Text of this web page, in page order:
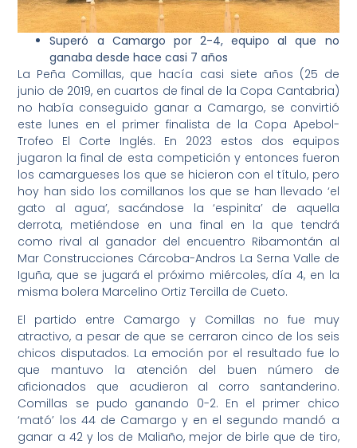
Superó a Camargo por 2-4, equipo al que no
ganaba desde hace casi 7 años
La Peña Comillas, que hacía casi siete años (25 de
junio de 2019, en cuartos de final de la Copa Cantabria)
no había conseguido ganar a Camargo, se convirtió
este lunes en el primer finalista de la Copa Apebol-
Trofeo El Corte Inglés. En 2023 estos dos equipos
jugaron la final de esta competición y entonces fueron
los camargueses los que se hicieron con el título, pero
hoy han sido los comillanos los que se han llevado ‘el
gato al agua’, sacándose la ‘espinita’ de aquella
derrota, metiéndose en una final en la que tendrá
como rival al ganador del encuentro Ribamontán al
Mar Construcciones Cárcoba-Andros La Serna Valle de
Iguña, que se jugará el próximo miércoles, día 4, en la
misma bolera Marcelino Ortiz Tercilla de Cueto.
El partido entre Camargo y Comillas no fue muy
atractivo, a pesar de que se cerraron cinco de los seis
chicos disputados. La emoción por el resultado fue lo
que mantuvo la atención del buen número de
aficionados que acudieron al corro santanderino.
Comillas se pudo ganando 0-2. En el primer chico
‘mató’ los 44 de Camargo y en el segundo mandó a
ganar a 42 y los de Maliaño, mejor de birle que de tiro,